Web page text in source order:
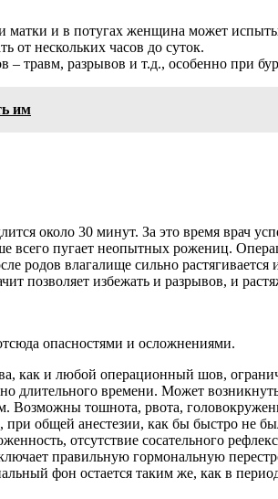
и в потугах женщина может
от нескольких часов до суток.
травм, разрывов и т.д., особенно при
им
около 30 минут. За это время врач
всего пугает неопытных рожениц.
родов влагалище сильно
позволяет избежать и разрывов, и
опасностями и осложнениями.
как и любой операционный шов,
длительного времени. Может
Возможны тошнота, рвота,
общей анестезии, как бы быстро не
отсутствие сосательного
правильную гормональную
фон остается таким же, как в